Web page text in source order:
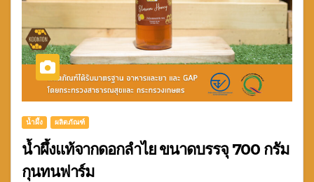
น้ำผึ้ง ผลิตภัณฑ์
น้ำผึ้งแท้จากดอกลำไย ขนาดบรรจุ 700 กรัม
กุนทนฟาร์ม